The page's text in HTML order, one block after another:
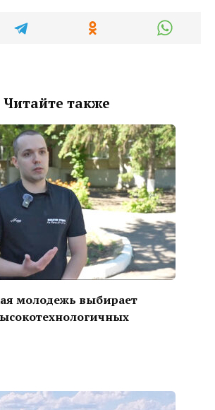
Читайте также
молодежь выбирает